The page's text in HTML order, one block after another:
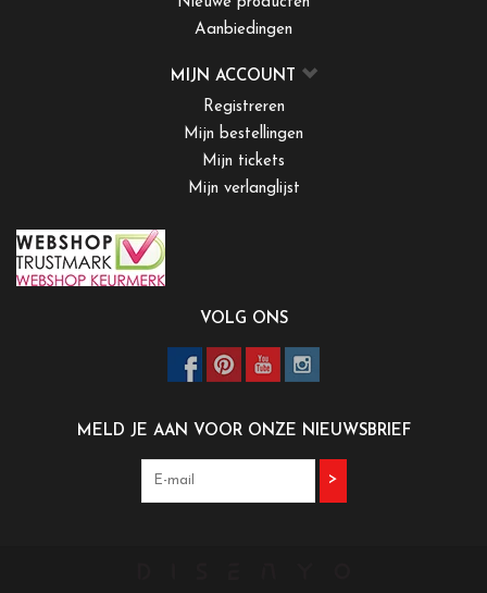
Aanbiedingen
MIJN ACCOUNT
Registreren
Mijn bestellingen
Mijn tickets
Mijn verlanglijst
VOLG ONS
MELD JE AAN VOOR ONZE NIEUWSBRIEF
>